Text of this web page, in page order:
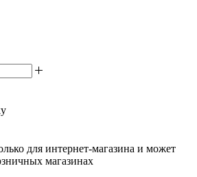
для интернет-магазина и может
магазинах